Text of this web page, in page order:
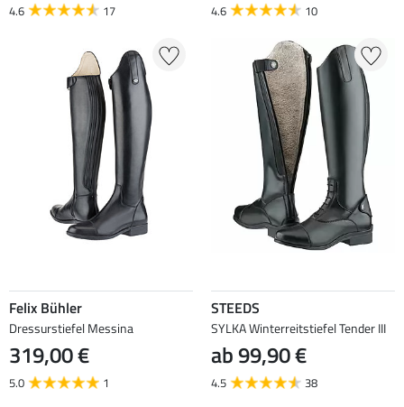
4.6 17 4.6 10
Felix Bühler
Dressurstiefel Messina
319,00 €
5.0 1
STEEDS
SYLKA Winterreitstiefel Tender III
ab 99,90 €
4.5 38